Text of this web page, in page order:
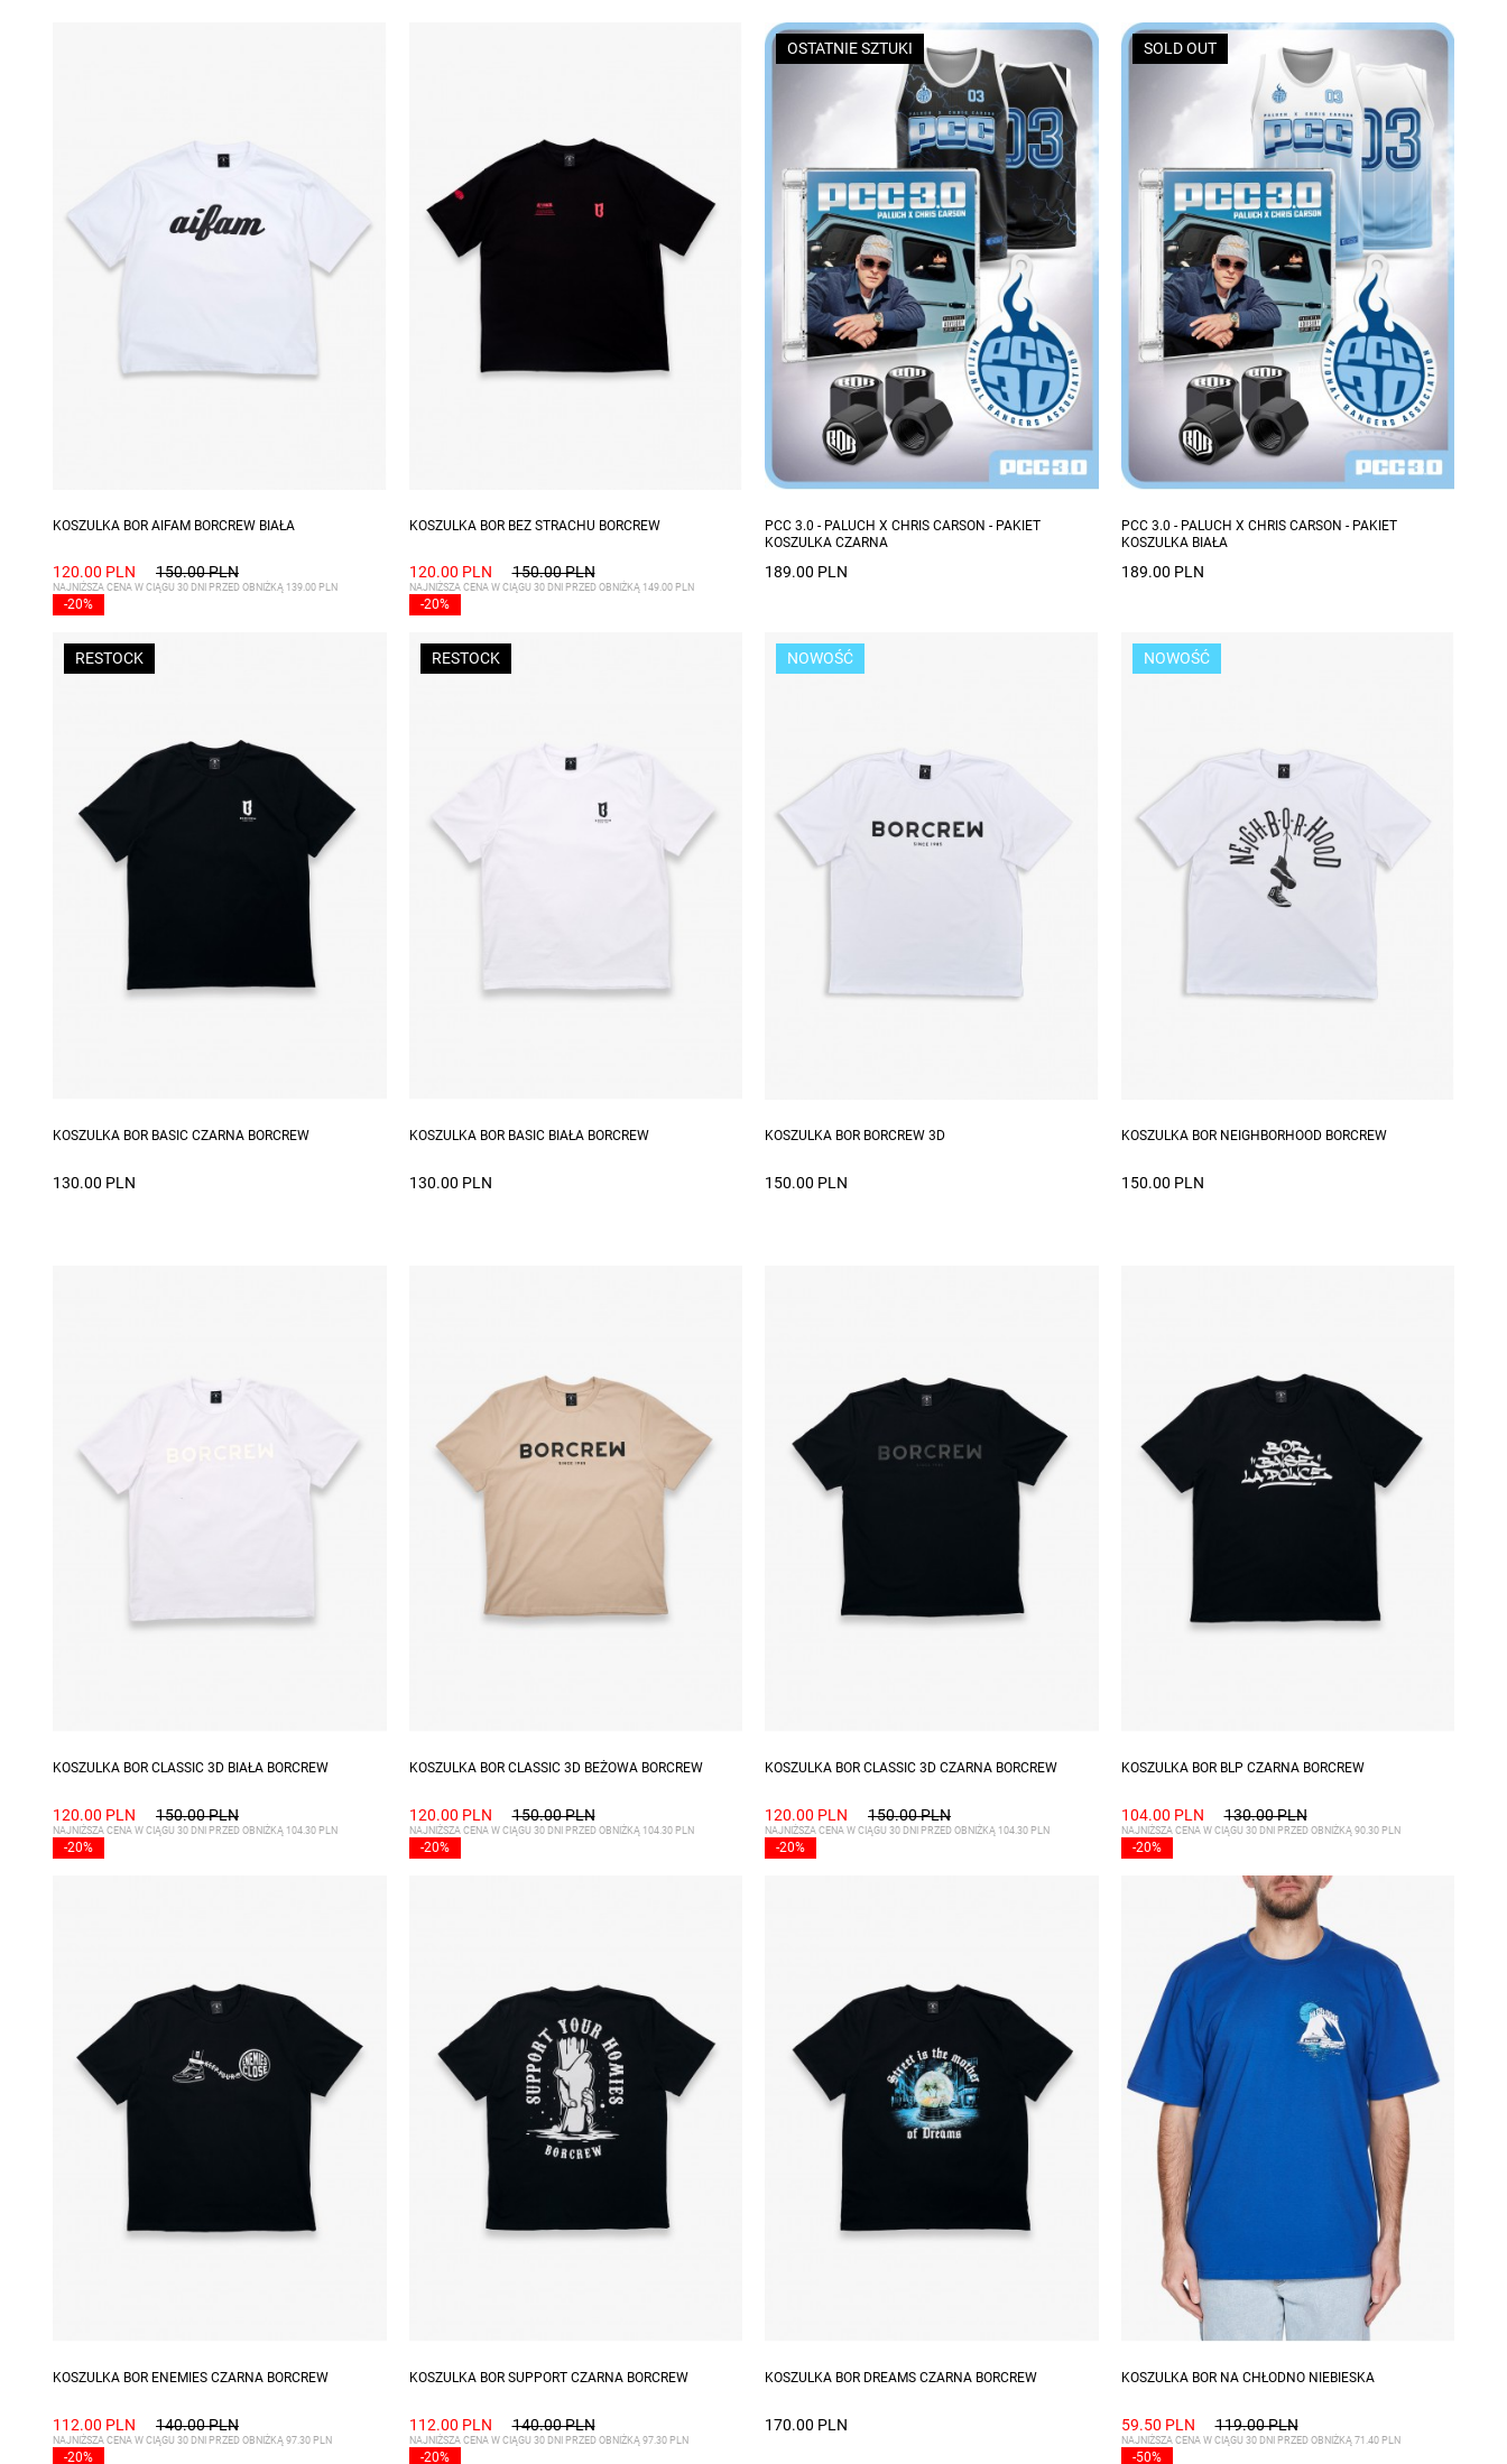
KOSZULKA BOR AIFAM BORCREW BIAŁA
120.00 PLN 150.00 PLN
-20%
NAJNIŻSZA CENA W CIĄGU 30 DNI PRZED OBNIŻKĄ 139.00 PLN
KOSZULKA BOR BEZ STRACHU BORCREW
120.00 PLN 150.00 PLN
-20%
NAJNIŻSZA CENA W CIĄGU 30 DNI PRZED OBNIŻKĄ 149.00 PLN
OSTATNIE SZTUKI
PCC 3.0 - PALUCH X CHRIS CARSON - PAKIET
KOSZULKA CZARNA
189.00 PLN
SOLD OUT
PCC 3.0 - PALUCH X CHRIS CARSON - PAKIET
KOSZULKA BIAŁA
189.00 PLN
RESTOCK
KOSZULKA BOR BASIC CZARNA BORCREW
130.00 PLN
RESTOCK
KOSZULKA BOR BASIC BIAŁA BORCREW
130.00 PLN
NOWOŚĆ
KOSZULKA BOR BORCREW 3D
150.00 PLN
NOWOŚĆ
KOSZULKA BOR NEIGHBORHOOD BORCREW
150.00 PLN
KOSZULKA BOR CLASSIC 3D BIAŁA BORCREW
120.00 PLN 150.00 PLN
-20%
NAJNIŻSZA CENA W CIĄGU 30 DNI PRZED OBNIŻKĄ 104.30 PLN
KOSZULKA BOR CLASSIC 3D BEŻOWA BORCREW
120.00 PLN 150.00 PLN
-20%
NAJNIŻSZA CENA W CIĄGU 30 DNI PRZED OBNIŻKĄ 104.30 PLN
KOSZULKA BOR CLASSIC 3D CZARNA BORCREW
120.00 PLN 150.00 PLN
-20%
NAJNIŻSZA CENA W CIĄGU 30 DNI PRZED OBNIŻKĄ 104.30 PLN
KOSZULKA BOR BLP CZARNA BORCREW
104.00 PLN 130.00 PLN
-20%
NAJNIŻSZA CENA W CIĄGU 30 DNI PRZED OBNIŻKĄ 90.30 PLN
KOSZULKA BOR ENEMIES CZARNA BORCREW
112.00 PLN 140.00 PLN
-20%
NAJNIŻSZA CENA W CIĄGU 30 DNI PRZED OBNIŻKĄ 97.30 PLN
KOSZULKA BOR SUPPORT CZARNA BORCREW
112.00 PLN 140.00 PLN
-20%
NAJNIŻSZA CENA W CIĄGU 30 DNI PRZED OBNIŻKĄ 97.30 PLN
KOSZULKA BOR DREAMS CZARNA BORCREW
170.00 PLN
KOSZULKA BOR NA CHŁODNO NIEBIESKA
59.50 PLN 119.00 PLN
-50%
NAJNIŻSZA CENA W CIĄGU 30 DNI PRZED OBNIŻKĄ 71.40 PLN